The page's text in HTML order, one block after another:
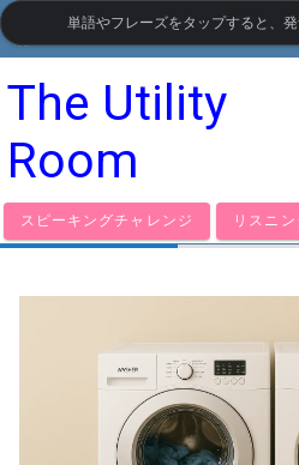
LanguageGuide.org• イギリ
The Utility
Room
スピーキングチャレンジ リ
単語やフレーズをタップすると、